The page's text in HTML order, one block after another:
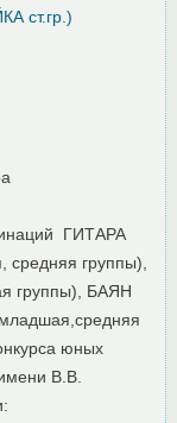
ст.гр.)
ГИТАРА
группы),
группы), БАЯН
юных
В.В.